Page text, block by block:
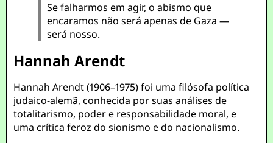
Se falharmos em agir, o abismo que
encaramos não será apenas de Gaza —
será nosso.
Hannah Arendt
Hannah Arendt (1906–1975) foi uma filósofa política
judaico-alemã, conhecida por suas análises de
totalitarismo, poder e responsabilidade moral, e
uma crítica feroz do sionismo e do nacionalismo.